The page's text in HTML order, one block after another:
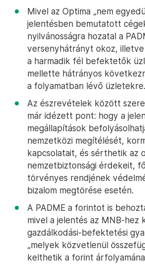
Mivel az Optima „nem
jelentésben bemutatott
nyilvánosságra hozatal a
versenyhátrányt okoz,
a harmadik fél befektetők
mellette hátrányos
a folyamatban lévő üzletekre.
Az észrevételek között
már idézett pont: hogy a
megállapítások
nemzetközi megítélését,
kapcsolatait, és sérthetik az
nemzetbiztonsági érdekeit,
törvényes rendjének
bizalom megtörése esetén.
A PADME a forintot is
mivel a jelentés az MNB-hez
gazdálkodási-befektetési
„melyek közvetlenül
kelthetik a forint